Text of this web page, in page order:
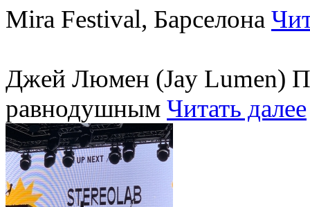
Mira Festival, Барселона
Джей Люмен (Jay Lumen)
равнодушным Читать далее